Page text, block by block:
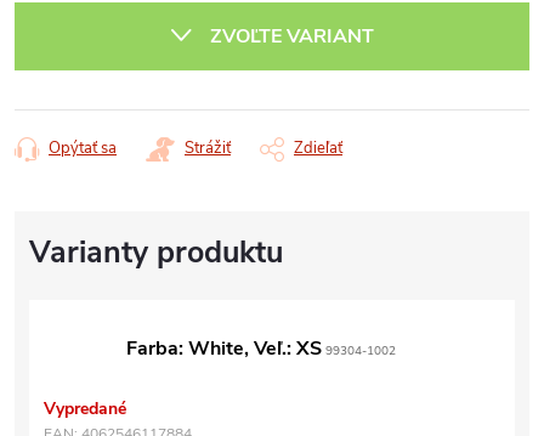
ZVOĽTE VARIANT
Opýtať sa Strážiť Zdieľať
Farba: White, Veľ.: XS 99304-1002
Vypredané